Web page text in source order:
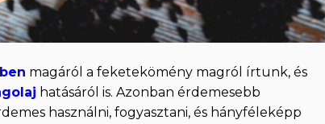
magáról a feketekömény magról írtunk, és
hatásáról is. Azonban érdemesebb
használni, fogyasztani, és hányféleképp